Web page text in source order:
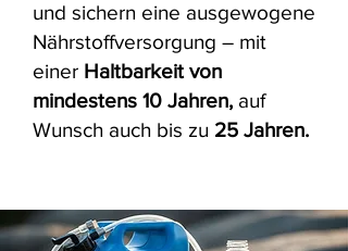
und sichern eine ausgewogene
Nährstoffversorgung – mit
einer Haltbarkeit von
mindestens 10 Jahren, auf
Wunsch auch bis zu 25 Jahren.